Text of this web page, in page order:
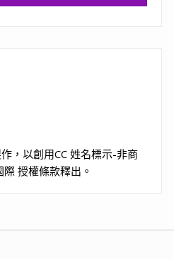
，以創用CC 姓名標示-非商
際 授權條款釋出。